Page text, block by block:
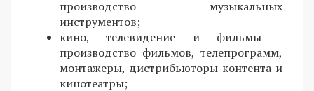
производство музыкальных
инструментов;
кино, телевидение и фильмы -
производство фильмов, телепрограмм,
монтажеры, дистрибьюторы контента и
кинотеатры;